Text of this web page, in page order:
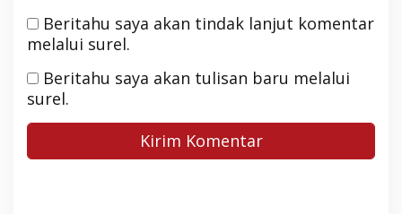
Beritahu saya akan tindak lanjut komentar
melalui surel.
Beritahu saya akan tulisan baru melalui
surel.